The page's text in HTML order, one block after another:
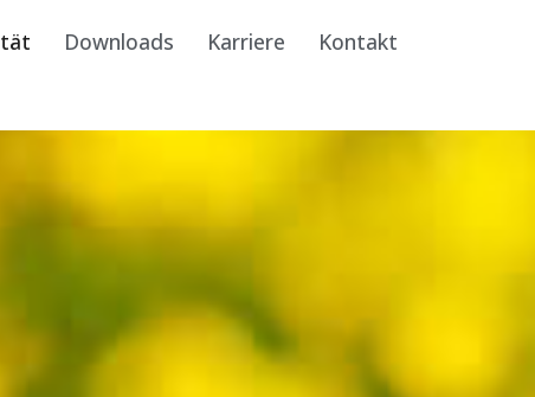
Downloads Karriere Kontakt